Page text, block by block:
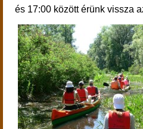
és 17:00 között érünk vissza